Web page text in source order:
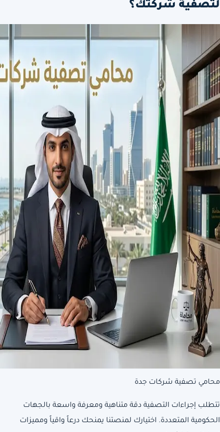
لتصفية شركتك؟
محامي تصفية شركات جدة
تتطلب إجراءات التصفية دقة متناهية ومعرفة واسعة بالجهات
الحكومية المتعددة. اختيارك لمنصتنا يمنحك درعاً واقياً ومميزات